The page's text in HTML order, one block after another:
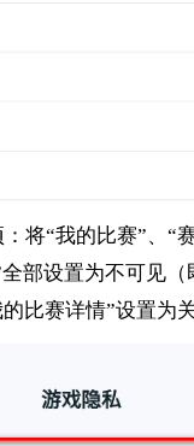
将“我的比赛”、“
部设置为不可见（
比赛详情”设置为